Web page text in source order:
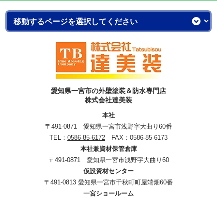
愛知県一宮市の外壁塗装＆防水専門店
株式会社達美装
本社
〒491-0871 愛知県一宮市浅野字大曲り60番
TEL： 0586-85-6172 FAX：0586-85-6173
本社兼資材保管倉庫
〒491-0871 愛知県一宮市浅野字大曲り60
仮設資材センター
〒491-0813 愛知県一宮市千秋町町屋端畑60番
一宮ショールーム